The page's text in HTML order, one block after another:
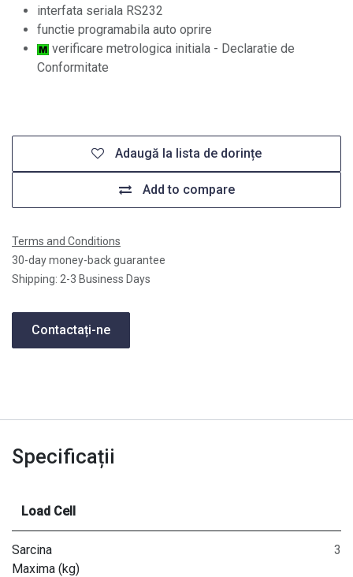
interfata seriala RS232
functie programabila auto oprire
verificare metrologica initiala - Declaratie de
Conformitate
Add to compare
Adaugă la lista de dorințe
Terms and Conditions
30-day money-back guarantee
Shipping: 2-3 Business Days
Contactați-ne
Specificații
Load Cell
Sarcina
Maxima (kg)
3